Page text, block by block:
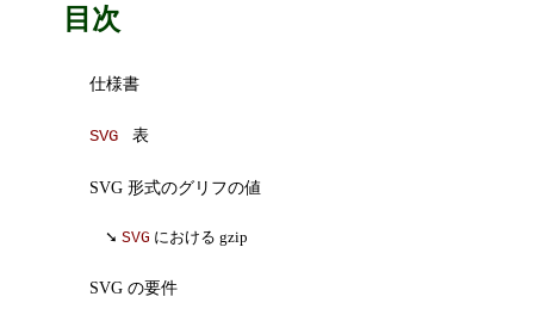
目次
仕様書
SVG 表
SVG 形式のグリフの値
SVG における gzip
SVG の要件